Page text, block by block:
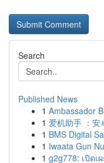
Search
Published News
1 Ambassador
1 爱机助手 ：安
1 BMS Digital
1 Iwaata Gun
1 g2g778: เปิดเ